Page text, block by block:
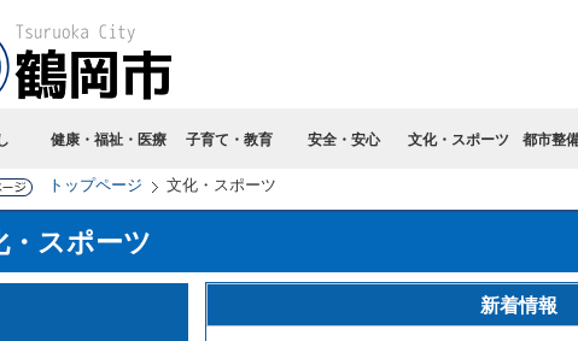
健康・福祉・医療 子育て・教育 安全・安心 文化・スポーツ 都市整
トップページ 文化・スポーツ
・スポーツ
新着情報